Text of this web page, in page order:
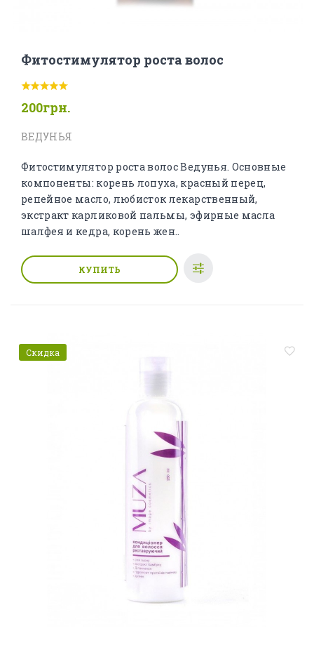
Фитостимулятор роста волос
200грн.
ВЕДУНЬЯ
Фитостимулятор роста волос Ведунья. Основные
компоненты: корень лопуха, красный перец,
репейное масло, любисток лекарственный,
экстракт карликовой пальмы, эфирные масла
шалфея и кедра, корень жен..
КУПИТЬ
Скидка